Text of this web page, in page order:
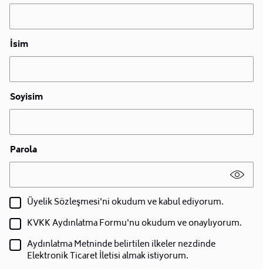
İsim
Soyisim
Parola
Üyelik Sözleşmesi'ni okudum ve kabul ediyorum.
KVKK Aydınlatma Formu'nu okudum ve onaylıyorum.
Aydınlatma Metninde belirtilen ilkeler nezdinde
Elektronik Ticaret İletisi almak istiyorum.